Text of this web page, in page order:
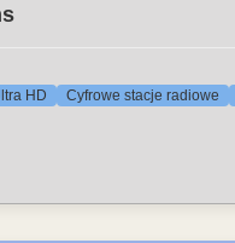
HD Cyfrowe stacje radiowe